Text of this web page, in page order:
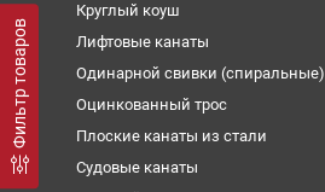
Фильтр товаров
Круглый коуш
Лифтовые канаты
Одинарной свивки (спиральные)
Оцинкованный трос
Плоские канаты из стали
Судовые канаты